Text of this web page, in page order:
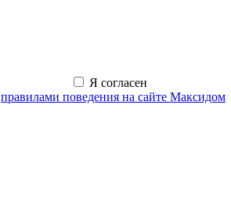
Я согласен
правилами поведения на сайте Максидом